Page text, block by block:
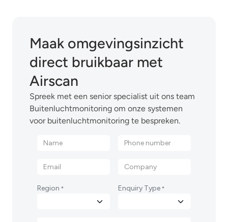
Maak omgevingsinzicht
direct bruikbaar met
Airscan
Spreek met een senior specialist uit ons team
Buitenluchtmonitoring om onze systemen
voor buitenluchtmonitoring te bespreken.